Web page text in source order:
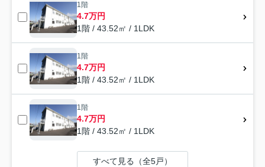
1階
4.7万円
1階 / 43.52㎡ / 1LDK
1階
4.7万円
1階 / 43.52㎡ / 1LDK
1階
4.7万円
1階 / 43.52㎡ / 1LDK
すべて見る（全5戸）